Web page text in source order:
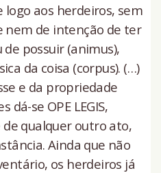
aos herdeiros, sem
nem de intenção de ter
possuir (animus),
da coisa (corpus). (…)
e da propriedade
dá-se OPE LEGIS,
qualquer outro ato,
Ainda que não
os herdeiros já